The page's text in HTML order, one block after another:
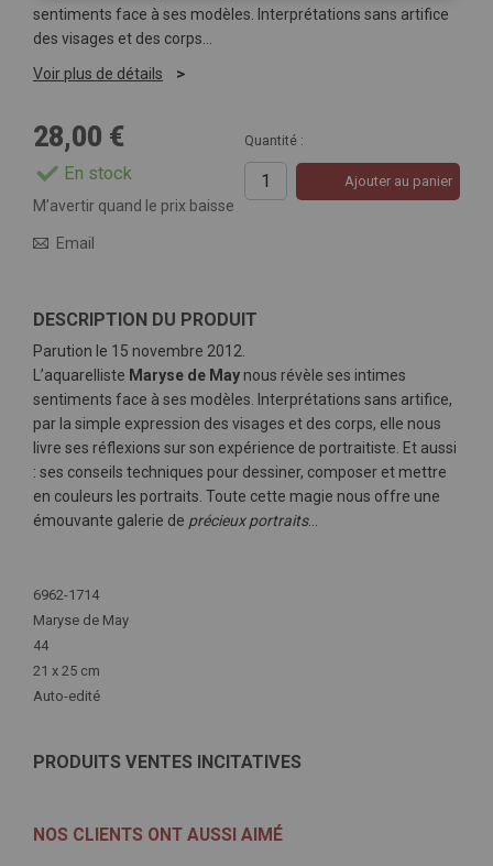
sentiments face à ses modèles. Interprétations sans artifice
des visages et des corps…
Voir plus de détails
28,00 €
En stock
Quantité :
Ajouter au panier
M’avertir quand le prix baisse
Email
DESCRIPTION DU PRODUIT
Parution le 15 novembre 2012.
L’aquarelliste Maryse de May nous révèle ses intimes
sentiments face à ses modèles. Interprétations sans artifice,
par la simple expression des visages et des corps, elle nous
livre ses réflexions sur son expérience de portraitiste. Et aussi
: ses conseils techniques pour dessiner, composer et mettre
en couleurs les portraits. Toute cette magie nous offre une
émouvante galerie de précieux portraits…
d'infos
6962-1714
Maryse de May
44
21 x 25 cm
Auto-edité
PRODUITS VENTES INCITATIVES
NOS CLIENTS ONT AUSSI AIMÉ